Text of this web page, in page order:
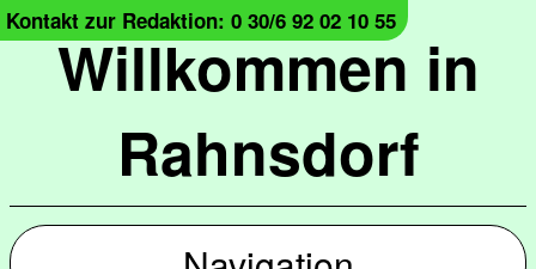
Willkommen in
Rahnsdorf
Kontakt zur Redaktion: 0 30/6 92 02 10 55